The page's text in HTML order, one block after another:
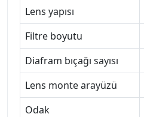
Lens yapısı
Filtre boyutu
Diafram bıçağı sayısı
Lens monte arayüzü
Odak